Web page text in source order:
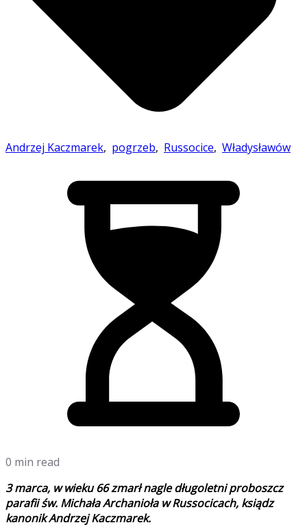
Andrzej Kaczmarek, pogrzeb, Russocice, Władysławów
0 min read
3 marca, w wieku 66 zmarł nagle długoletni proboszcz
parafii św. Michała Archanioła w Russocicach, ksiądz
kanonik Andrzej Kaczmarek.